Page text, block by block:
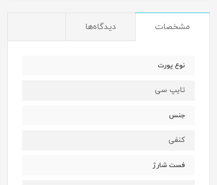
مشخصات دیدگاه‌ها
نوع پورت
تایپ سی
جنس
کنفی
فست شارژ